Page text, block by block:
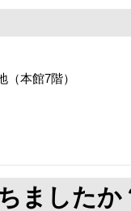
本館7階）
ましたか